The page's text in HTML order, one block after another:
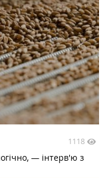
1118
— інтерв'ю з